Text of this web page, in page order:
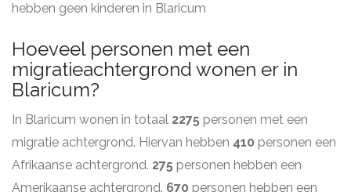
hebben geen kinderen in Blaricum
Hoeveel personen met een
migratieachtergrond wonen er in
Blaricum?
In Blaricum wonen in totaal 2275 personen met een
migratie achtergrond. Hiervan hebben 410 personen een
Afrikaanse achtergrond. 275 personen hebben een
Amerikaanse achtergrond. 670 personen hebben een